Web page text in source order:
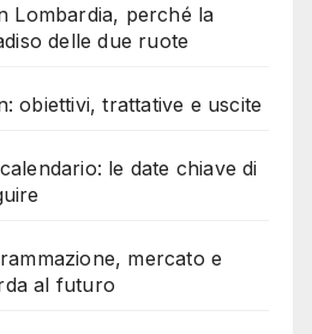
Lombardia, perché la
delle due ruote
obiettivi, trattative e uscite
le date chiave di
mercato e
al futuro